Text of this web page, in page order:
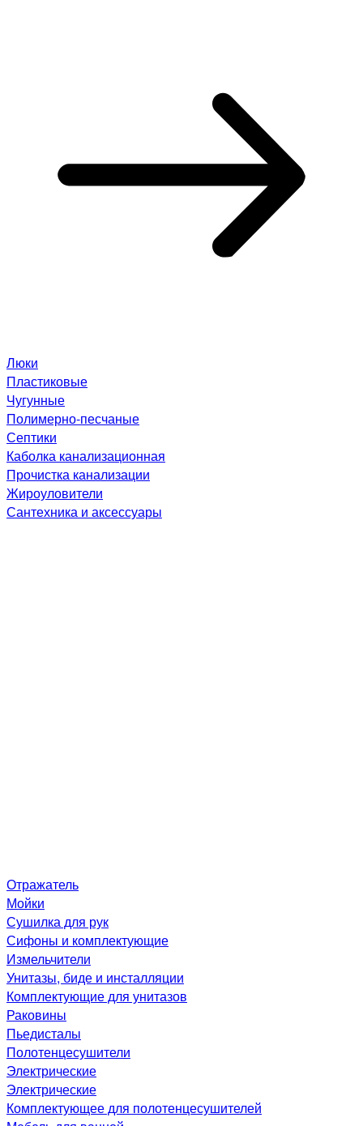
Люки
Пластиковые
Чугунные
Полимерно-песчаные
Септики
Каболка канализационная
Прочистка канализации
Жироуловители
Сантехника и аксессуары
Отражатель
Мойки
Сушилка для рук
Сифоны и комплектующие
Измельчители
Унитазы, биде и инсталляции
Комплектующие для унитазов
Раковины
Пьедисталы
Полотенцесушители
Электрические
Электрические
Комплектующее для полотенцесушителей